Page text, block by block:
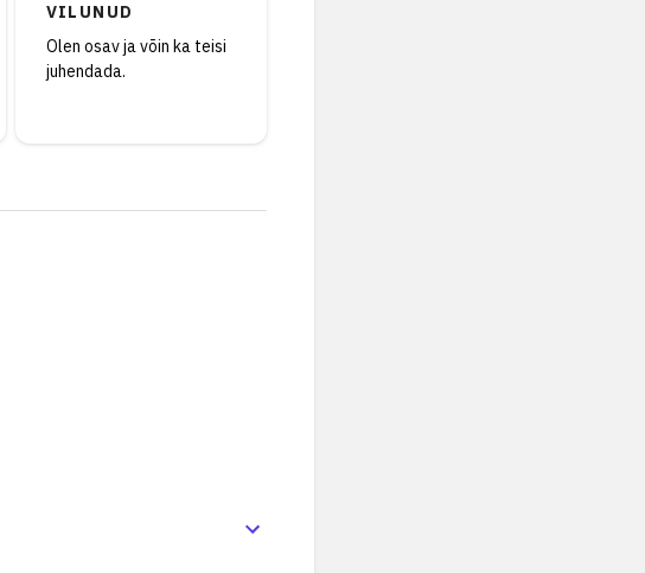
VILUNUD
Olen osav ja võin ka teisi
juhendada.